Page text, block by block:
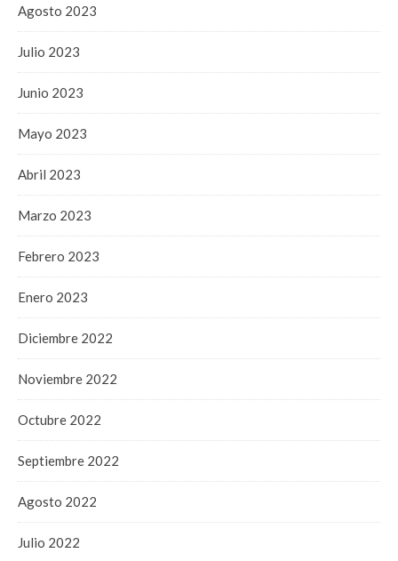
Agosto 2023
Julio 2023
Junio 2023
Mayo 2023
Abril 2023
Marzo 2023
Febrero 2023
Enero 2023
Diciembre 2022
Noviembre 2022
Octubre 2022
Septiembre 2022
Agosto 2022
Julio 2022